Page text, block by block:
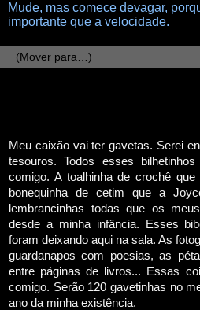
Mude, mas comece devagar,
importante que a velocidade.
Meu caixão vai ter gavetas. Serei
tesouros. Todos esses
comigo. A toalhinha de crochê
bonequinha de cetim que a
lembrancinhas todas que os
desde a minha infância. Esses
foram deixando aqui na sala. As
guardanapos com poesias, as
entre páginas de livros... Essas
comigo. Serão 120 gavetinhas no
ano da minha existência.